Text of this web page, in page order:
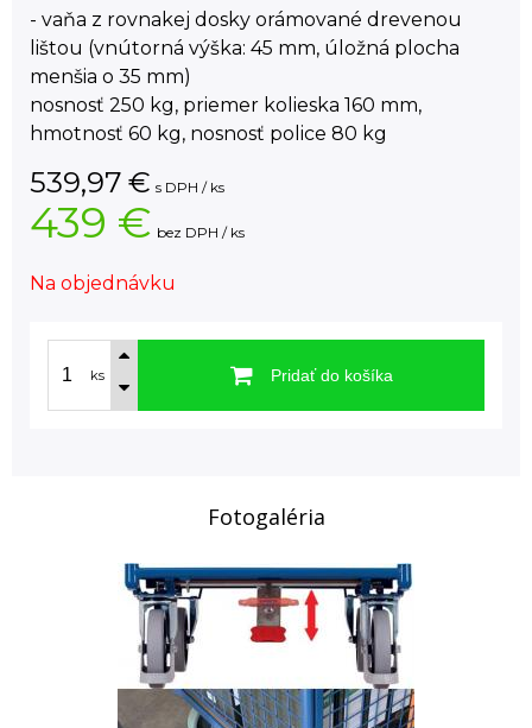
- vaňa z rovnakej dosky orámované drevenou
lištou (vnútorná výška: 45 mm, úložná plocha
menšia o 35 mm)
nosnosť 250 kg, priemer kolieska 160 mm,
hmotnosť 60 kg, nosnosť police 80 kg
539,97 € s DPH / ks
439 € bez DPH / ks
Na objednávku
ks Pridať do košíka
Fotogaléria